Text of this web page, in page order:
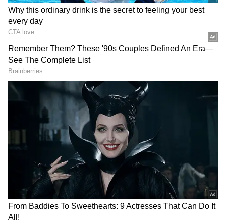
0.5 సెకన్లలో అన్‌లాక్.. 20 ఫింగర్‌ప్రింట్లు స్టోర్ చేసే
సౌకర్యం
ఈ బయోమెట్రిక్ లాక్ కేవలం అర సెకనులోనే అన్‌లాక్
అవుతుంది. ఇందులో గరిష్ఠంగా 20 వరకు వేలిముద్రలను
నమోదు చేసుకునే అవకాశం ఉంది. కుటుంబ సభ్యులు లేదా
కార్యాలయంలో ఉపయోగించే వారికి ఇది ఎంతో
ఉపయోగపడుతుంది. ఒకటి కంటే ఎక్కువ మంది ఒకే
లాక్‌ను సురక్షితంగా వినియోగించుకునే వీలుంటుంది.